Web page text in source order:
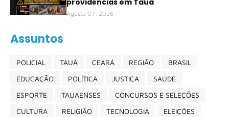
providências em Tauá
Agosto 07, 2026
Assuntos
POLICIAL TAUÁ CEARÁ REGIÃO
BRASIL
EDUCAÇÃO
POLÍTICA JUSTIÇA
SAÚDE
ESPORTE
TAUAENSES
CONCURSOS E SELEÇÕES
CULTURA
RELIGIÃO TECNOLOGIA ELEIÇÕES